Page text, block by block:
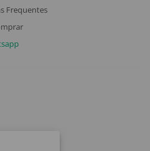
Frequentes